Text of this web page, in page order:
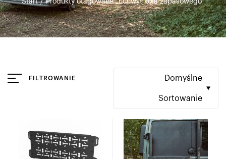
FILTROWANIE Domyślne
Sortowanie